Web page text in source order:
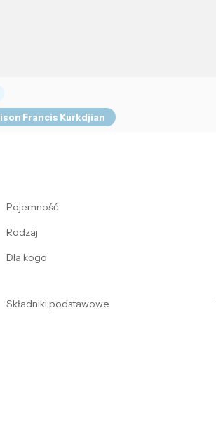
Francis Kurkdjian
Pojemność
Rodzaj
Dla kogo
Składniki podstawowe